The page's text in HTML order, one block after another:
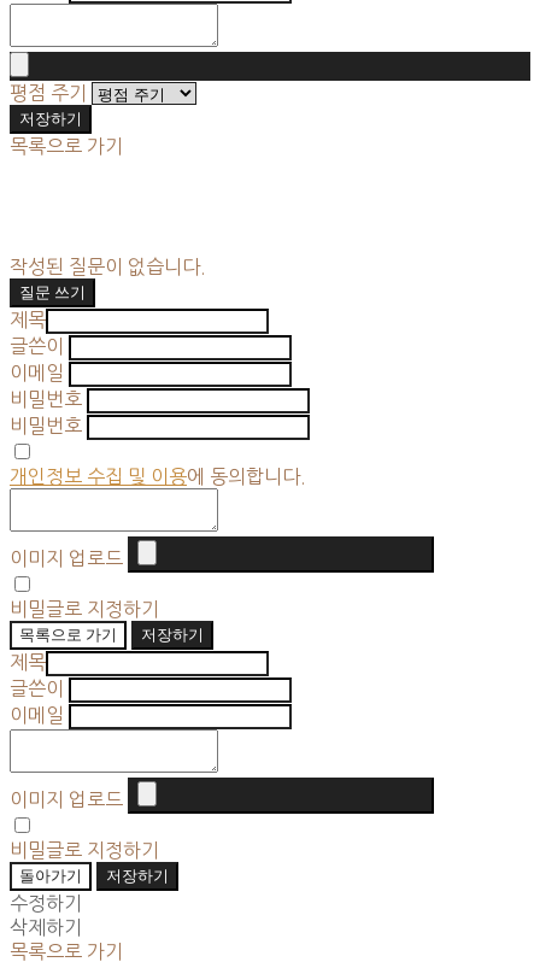
평점 주기
저장하기
목록으로 가기
작성된 질문이 없습니다.
질문 쓰기
제목
글쓴이
이메일
비밀번호
비밀번호
개인정보 수집 및 이용에 동의합니다.
이미지 업로드
비밀글로 지정하기
목록으로 가기
저장하기
제목
글쓴이
이메일
이미지 업로드
비밀글로 지정하기
돌아가기
저장하기
수정하기
삭제하기
목록으로 가기